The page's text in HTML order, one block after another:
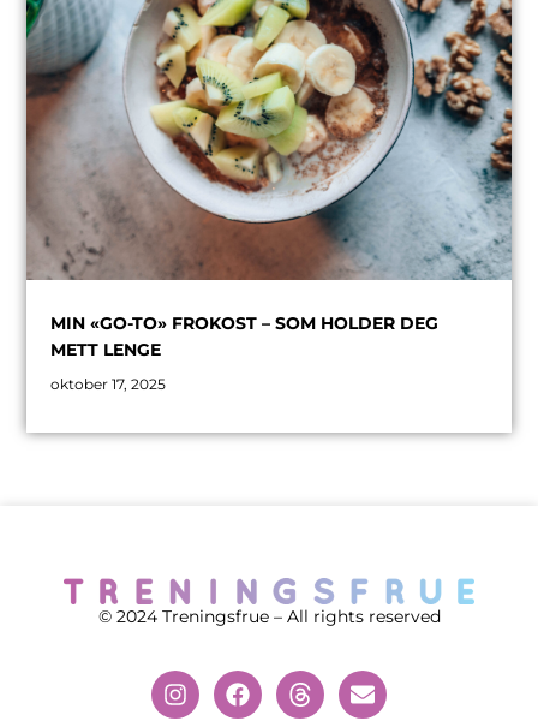
MIN «GO-TO» FROKOST – SOM HOLDER DEG
METT LENGE
oktober 17, 2025
© 2024 Treningsfrue – All rights reserved